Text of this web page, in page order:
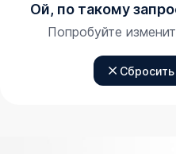
Ой, по такому
Попробуйте